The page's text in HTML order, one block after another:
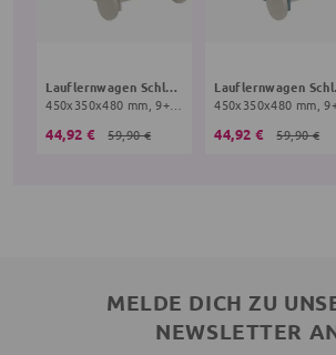
Lauflernwagen Schlafende Bären
44,92 € 59,90 € 44,92 € 59,90 €
MELDE DICH ZU
NEWSLETTER